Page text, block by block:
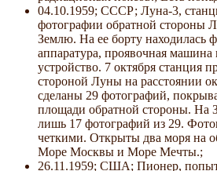
04.10.1959; СССР; Луна-3,
фотографии обратной стороны
Землю. На ее борту находилась
аппаратура, проявочная
устройство. 7 октября станция
стороной Луны на расстоянии
сделаны 29 фотографий,
площади обратной стороны. На
лишь 17 фотографий из 29.
четкими. Открыты два моря на
Море Москвы и Море Мечты.;
26.11.1959; США; Пионер,